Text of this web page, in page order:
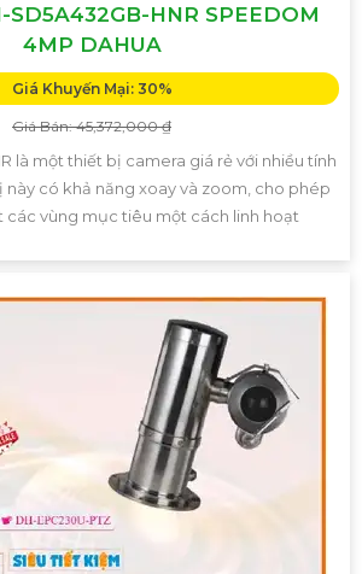
SD5A432GB-HNR SPEEDOM
4MP DAHUA
Giá Khuyến Mại: 30%
Giá Bán: 45,372,000 ₫
là một thiết bị camera giá rẻ với nhiều tính
này có khả năng xoay và zoom, cho phép
các vùng mục tiêu một cách linh hoạt